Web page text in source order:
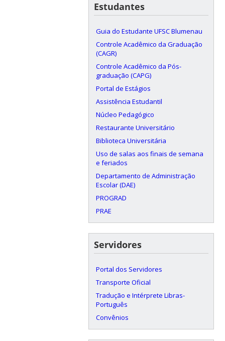
Estudantes
Guia do Estudante UFSC Blumenau
Controle Acadêmico da Graduação
(CAGR)
Controle Acadêmico da Pós-
graduação (CAPG)
Portal de Estágios
Assistência Estudantil
Núcleo Pedagógico
Restaurante Universitário
Biblioteca Universitária
Uso de salas aos finais de semana
e feriados
Departamento de Administração
Escolar (DAE)
PROGRAD
PRAE
Servidores
Portal dos Servidores
Transporte Oficial
Tradução e Intérprete Libras-
Português
Convênios